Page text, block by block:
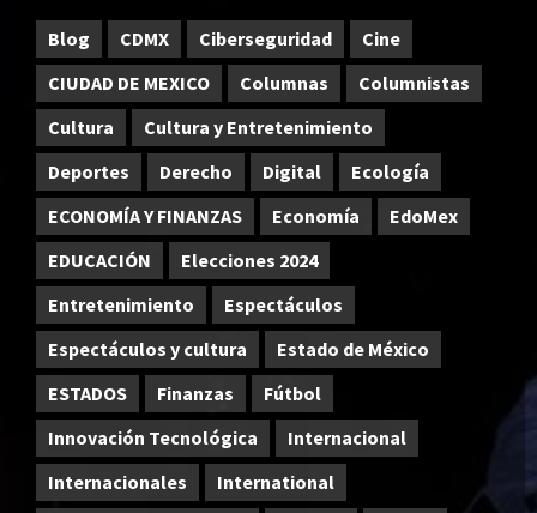
Blog CDMX Ciberseguridad
Cine
CIUDAD DE MEXICO
Columnas
Columnistas
Cultura
Cultura y Entretenimiento
Deportes
Derecho Digital
Ecología
ECONOMÍA Y FINANZAS
Economía
EdoMex
EDUCACIÓN
Elecciones 2024
Entretenimiento
Espectáculos
Espectáculos y cultura
Estado de México
ESTADOS
Finanzas
Fútbol
Innovación Tecnológica
Internacional
Internacionales
International